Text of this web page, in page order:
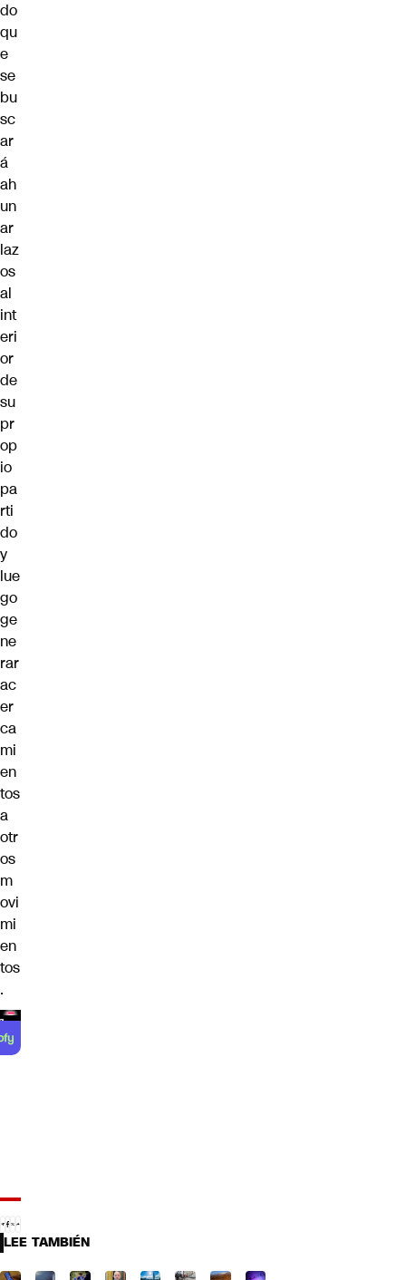
do
qu
e
se
bu
sc
ar
á
ah
un
ar
laz
os
al
int
eri
or
de
su
pr
op
io
pa
rti
do
y
lue
go
ge
ne
rar
ac
er
ca
mi
en
tos
a
otr
os
m
ovi
mi
en
tos
.
LEE TAMBIÉN